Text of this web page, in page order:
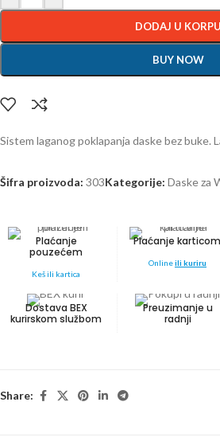
DODAJ U KORPU
BUY NOW
Sistem laganog poklapanja daske bez buke.
Šifra proizvoda: 303Kategorije: Daske za
Plaćanje
pouzećem
Keš ili kartica
Plaćanje karticom
Onlineili kuriru
Dostava BEX
kurirskom službom
Preuzimanje u
radnji
Share: